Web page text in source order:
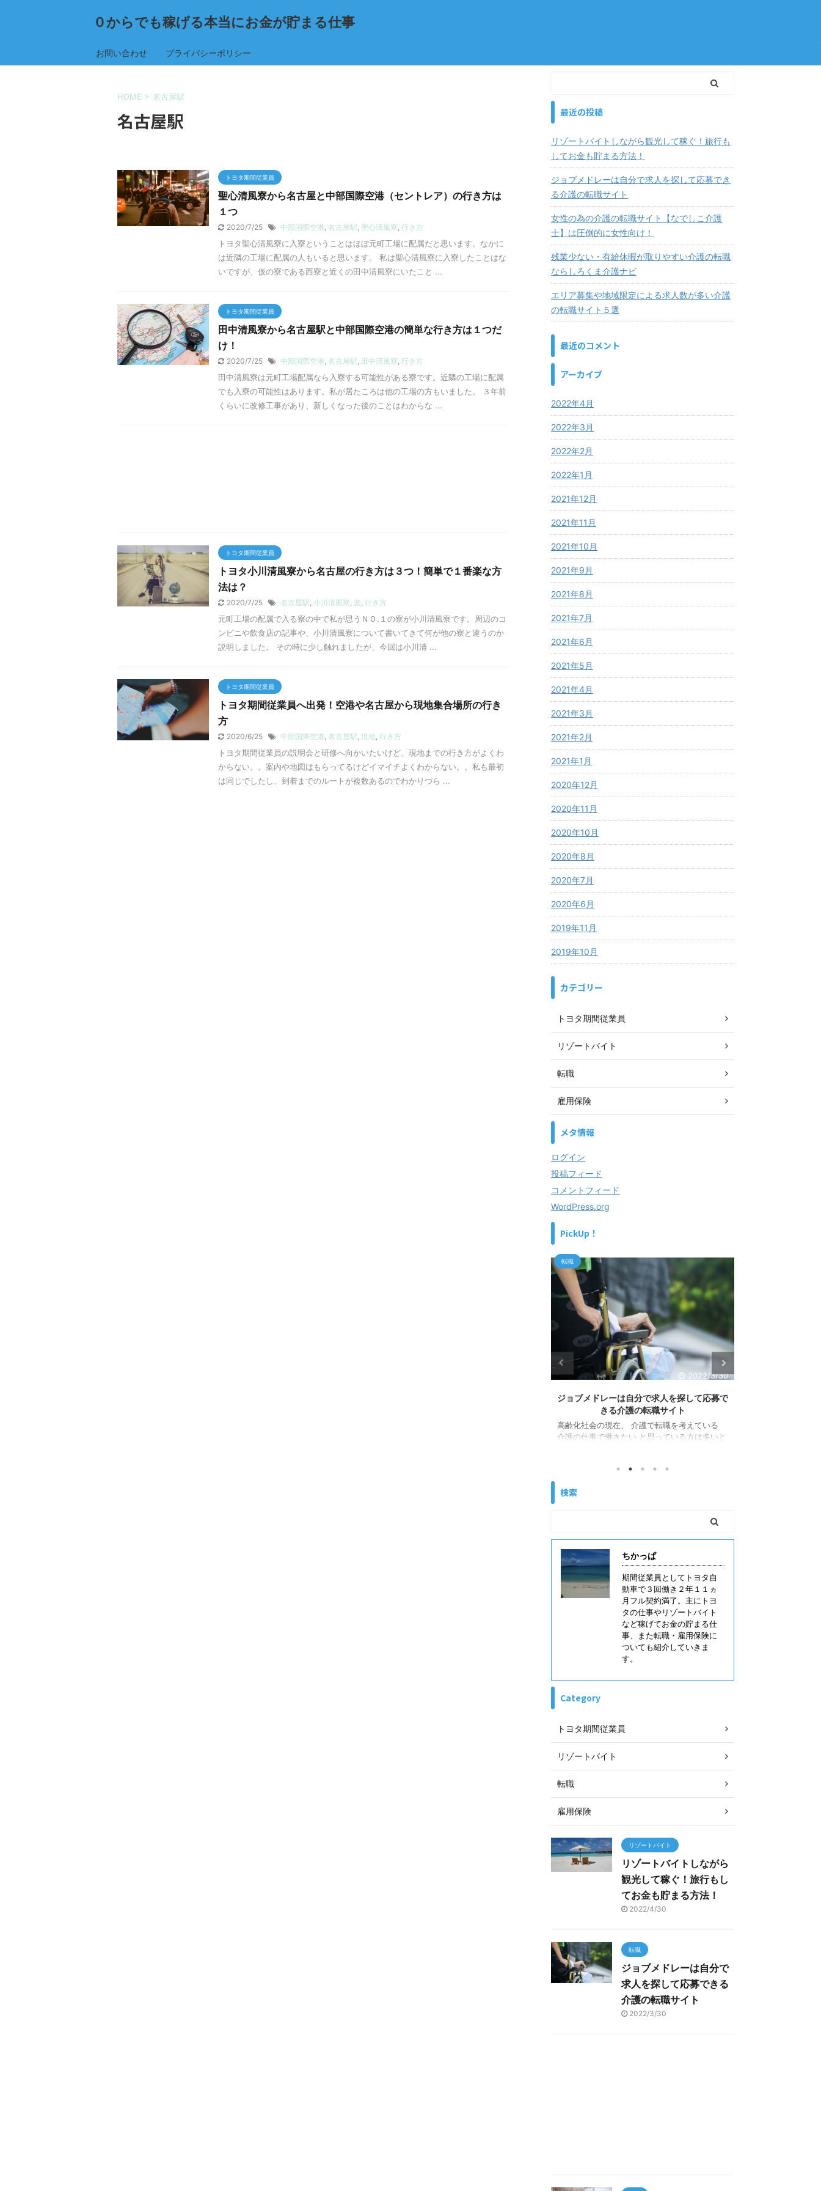
０からでも稼げる本当にお金が貯まる仕事
お問い合わせ プライバシーポリシー
HOME > 名古屋駅
名古屋駅
トヨタ期間従業員
聖心清風寮から名古屋と中部国際空港（セントレア）の行き方は
１つ
2020/7/25 中部国際空港, 名古屋駅, 聖心清風寮, 行き方
トヨタ聖心清風寮に入寮ということはほぼ元町工場に配属だと思います。なかに
は近隣の工場に配属の人もいると思います。 私は聖心清風寮に入寮したことはな
いですが、仮の寮である西寮と近くの田中清風寮にいたこと ...
トヨタ期間従業員
田中清風寮から名古屋駅と中部国際空港の簡単な行き方は１つだ
け！
2020/7/25 中部国際空港, 名古屋駅, 田中清風寮, 行き方
田中清風寮は元町工場配属なら入寮する可能性がある寮です。近隣の工場に配属
でも入寮の可能性はあります。私が居たころは他の工場の方もいました。 ３年前
くらいに改修工事があり、新しくなった後のことはわからな ...
トヨタ期間従業員
トヨタ小川清風寮から名古屋の行き方は３つ！簡単で１番楽な方
法は？
2020/7/25 名古屋駅, 小川清風寮, 楽, 行き方
元町工場の配属で入る寮の中で私が思うＮＯ.１の寮が小川清風寮です。周辺のコ
ンビニや飲食店の記事や、小川清風寮について書いてきて何が他の寮と違うのか
説明しました。 その時に少し触れましたが、今回は小川清 ...
トヨタ期間従業員
トヨタ期間従業員へ出発！空港や名古屋から現地集合場所の行き
方
2020/6/25 中部国際空港, 名古屋駅, 現地, 行き方
トヨタ期間従業員の説明会と研修へ向かいたいけど、現地までの行き方がよくわ
からない。。案内や地図はもらってるけどイマイチよくわからない。。私も最初
は同じでしたし、到着までのルートが複数あるのでわかりづら ...
最近の投稿
リゾートバイトしながら観光して稼ぐ！旅行も
してお金も貯まる方法！
ジョブメドレーは自分で求人を探して応募でき
る介護の転職サイト
女性の為の介護の転職サイト【なでしこ介護
士】は圧倒的に女性向け！
残業少ない・有給休暇が取りやすい介護の転職
ならしろくま介護ナビ
エリア募集や地域限定による求人数が多い介護
の転職サイト５選
最近のコメント
アーカイブ
2022年4月
2022年3月
2022年2月
2022年1月
2021年12月
2021年11月
2021年10月
2021年9月
2021年8月
2021年7月
2021年6月
2021年5月
2021年4月
2021年3月
2021年2月
2021年1月
2020年12月
2020年11月
2020年10月
2020年8月
2020年7月
2020年6月
2019年11月
2019年10月
カテゴリー
トヨタ期間従業員
リゾートバイト
転職
雇用保険
メタ情報
ログイン
投稿フィード
コメントフィード
WordPress.org
PickUp！
転職
2022/3/30
ジョブメドレーは自分で求人を探して応募で
きる介護の転職サイト
高齢化社会の現在、 介護で転職を考えている
介護の仕事で働きたい と思っている方は多いと
ントばかりだな。。。 自分で納得する求人を探
という方もいると思います。 これは一般職や他
を探して応募する転職サイトは少ないです。 特
す。少しややこしいのですが転職サイトは主に
３種類あります。 転職サイトは直接 ...
検索
ちかっぱ
期間従業員としてトヨタ自
動車で３回働き２年１１ヵ
月フル契約満了。主にトヨ
タの仕事やリゾートバイト
など稼げてお金の貯まる仕
事、また転職・雇用保険に
ついても紹介していきま
す。
Category
トヨタ期間従業員
リゾートバイト
転職
雇用保険
リゾートバイト
リゾートバイトしながら
観光して稼ぐ！旅行もし
てお金も貯まる方法！
2022/4/30
転職
ジョブメドレーは自分で
求人を探して応募できる
介護の転職サイト
2022/3/30